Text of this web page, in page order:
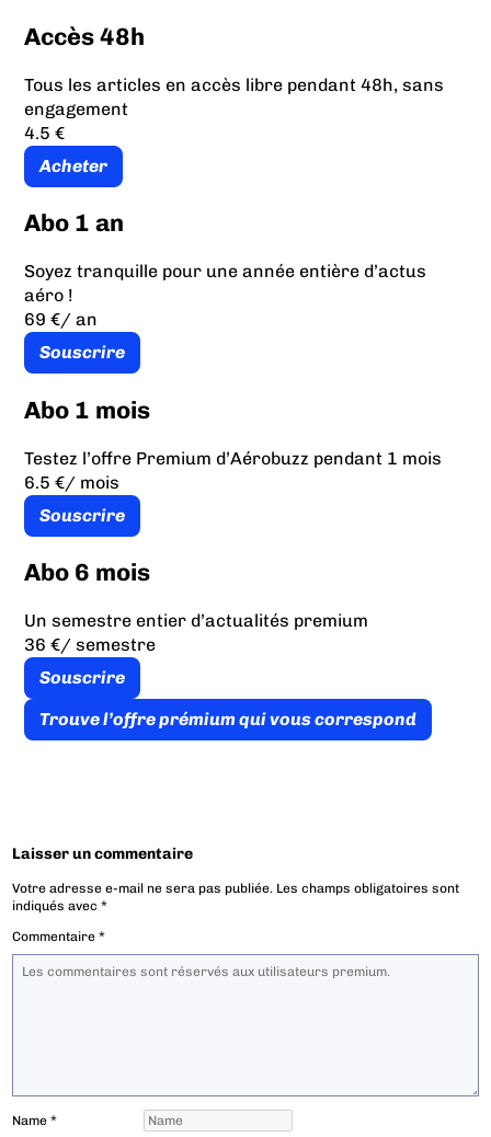
Accès 48h
Tous les articles en accès libre pendant 48h, sans
engagement
4.5 €
Acheter
Abo 1 an
Soyez tranquille pour une année entière d’actus
aéro !
69 €/ an
Souscrire
Abo 1 mois
Testez l’offre Premium d’Aérobuzz pendant 1 mois
6.5 €/ mois
Souscrire
Abo 6 mois
Un semestre entier d’actualités premium
36 €/ semestre
Souscrire
Trouve l’offre prémium qui vous correspond
Laisser un commentaire
Votre adresse e-mail ne sera pas publiée. Les champs obligatoires sont
indiqués avec*
Commentaire*
Name*